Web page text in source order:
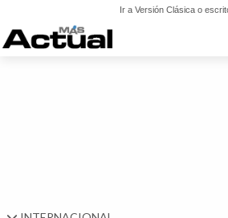
Ir a Versión Clásica o